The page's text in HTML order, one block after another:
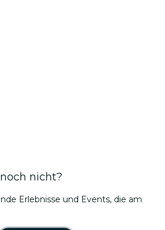
nicht?
Erlebnisse und Events, die am